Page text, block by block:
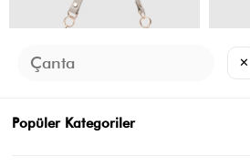
✕
Popüler Kategoriler